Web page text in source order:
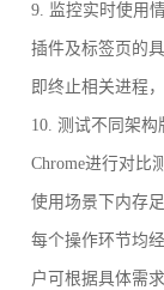
9. 监控实时使用
插件及标签页的
即终止相关进程
10. 测试不同架
Chrome进行对比
使用场景下内存
每个操作环节均
户可根据具体需